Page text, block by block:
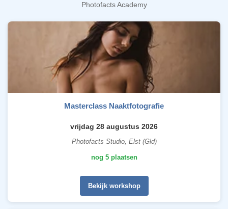
Photofacts Academy
Masterclass Naaktfotografie
vrijdag 28 augustus 2026
Photofacts Studio, Elst (Gld)
nog 5 plaatsen
Bekijk workshop